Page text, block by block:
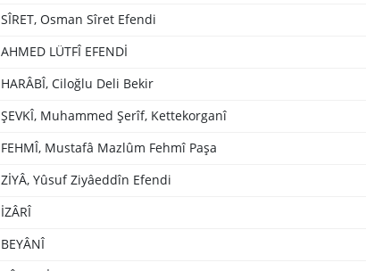
SÎRET, Osman Sîret Efendi
AHMED LÜTFÎ EFENDİ
HARÂBÎ, Ciloğlu Deli Bekir
ŞEVKÎ, Muhammed Şerîf, Kettekorganî
FEHMÎ, Mustafâ Mazlûm Fehmî Paşa
ZİYÂ, Yûsuf Ziyâeddîn Efendi
İZÂRÎ
BEYÂNÎ